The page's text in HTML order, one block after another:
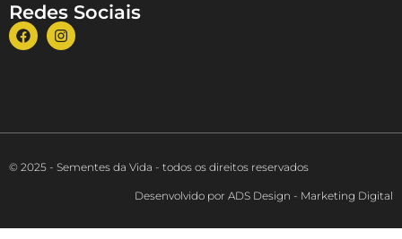
Redes Sociais
© 2025 - Sementes da Vida - todos os direitos reservados
Desenvolvido por ADS Design - Marketing Digital